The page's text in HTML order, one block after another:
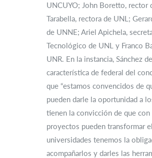
UNCUYO; John Boretto, rector
Tarabella, rectora de UNL;
de UNNE; Ariel Apichela,
Tecnológico de UNL y Franco
UNR. En la instancia, Sánchez
característica de federal del
que “estamos convencidos de
pueden darle la oportunidad a
tienen la convicción de que con
proyectos pueden transformar
universidades tenemos la
acompañarlos y darles las